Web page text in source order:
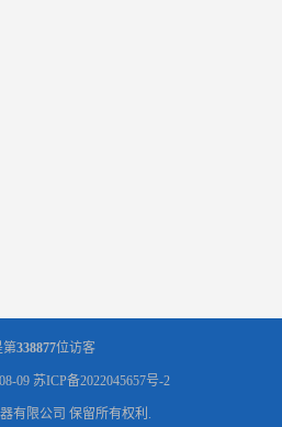
第338877位访客
09 苏ICP备2022045657号-2
有限公司 保留所有权利.